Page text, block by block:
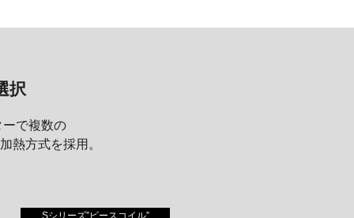
択
で複数の
熱方式を採用。
Sシリーズ”ピースコイル”